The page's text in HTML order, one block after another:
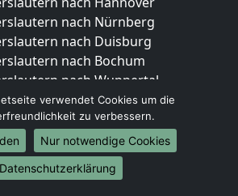
nach Nürnberg
nach Duisburg
nach Bochum
nach Wuppertal
nach Bielefeld
nach Bonn
nach Münster
Umzüge
verwendet Cookies um die
zu verbessern.
Nur notwendige Cookies
Datenschutzerklärung